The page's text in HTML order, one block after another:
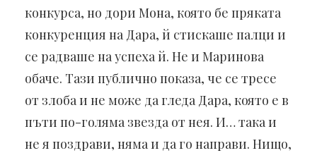
конкурса, но дори Мона, която бе пряката
конкуренция на Дара, й стискаше палци и
се радваше на успеха й. Не и Маринова
обаче. Тази публично показа, че се тресе
от злоба и не може да гледа Дара, която е в
пъти по-голяма звезда от нея. И… така и
не я поздрави, няма и да го направи. Нищо,